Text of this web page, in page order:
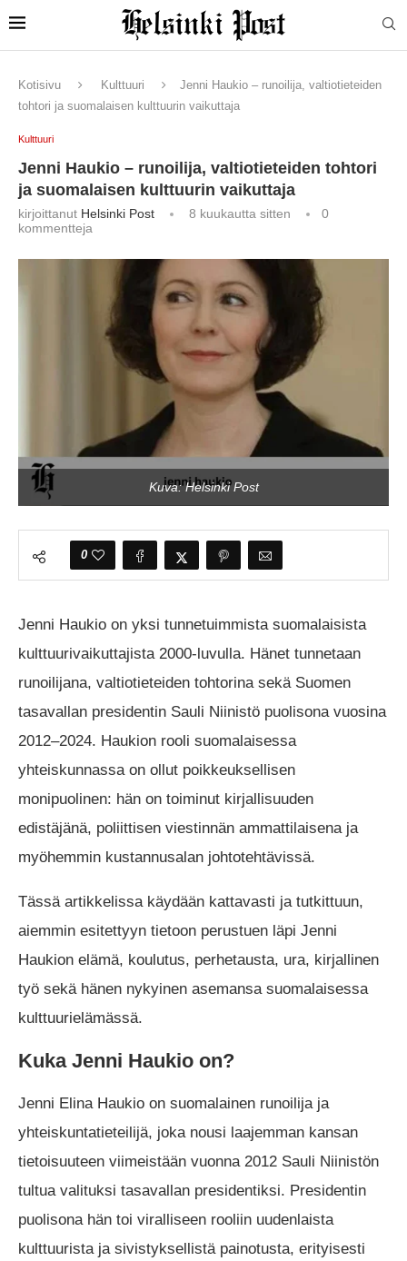
Kotisivu Kulttuuri
Jenni Haukio – runoilija, valtiotieteiden
tohtori ja suomalaisen kulttuurin vaikuttaja
Kulttuuri
Jenni Haukio – runoilija, valtiotieteiden tohtori
ja suomalaisen kulttuurin vaikuttaja
kirjoittanut Helsinki Post 8 kuukautta sitten
0
kommentteja
Kuva: Helsinki Post
0
Jenni Haukio on yksi tunnetuimmista suomalaisista
kulttuurivaikuttajista 2000-luvulla. Hänet tunnetaan
runoilijana, valtiotieteiden tohtorina sekä Suomen
tasavallan presidentin Sauli Niinistö puolisona vuosina
2012–2024. Haukion rooli suomalaisessa
yhteiskunnassa on ollut poikkeuksellisen
monipuolinen: hän on toiminut kirjallisuuden
edistäjänä, poliittisen viestinnän ammattilaisena ja
myöhemmin kustannusalan johtotehtävissä.
Tässä artikkelissa käydään kattavasti ja tutkittuun,
aiemmin esitettyyn tietoon perustuen läpi Jenni
Haukion elämä, koulutus, perhetausta, ura, kirjallinen
työ sekä hänen nykyinen asemansa suomalaisessa
kulttuurielämässä.
Kuka Jenni Haukio on?
Jenni Elina Haukio on suomalainen runoilija ja
yhteiskuntatieteilijä, joka nousi laajemman kansan
tietoisuuteen viimeistään vuonna 2012 Sauli Niinistön
tultua valituksi tasavallan presidentiksi. Presidentin
puolisona hän toi viralliseen rooliin uudenlaista
kulttuurista ja sivistyksellistä painotusta, erityisesti